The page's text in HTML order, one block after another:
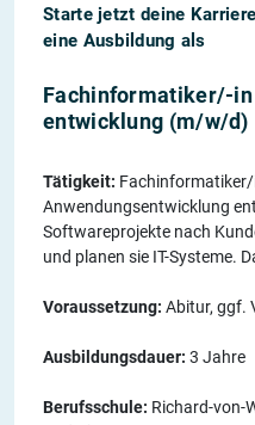
Starte jetzt deine
eine Ausbildung als
Fachinformatiker/-
entwicklung (m/w/d)
Tätigkeit:
Anwendungsentwicklung
Softwareprojekte nach
und planen sie IT-Systeme.
Voraussetzung: Abitur, ggf.
Ausbildungsdauer: 3 Jahre
Berufsschule: Richard-von-